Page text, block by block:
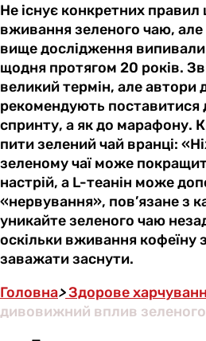
Не існує конкретних правил
вживання зеленого чаю, але
вище дослідження
щодня протягом 20 років.
великий термін, але автори
рекомендують поставитися
спринту, а як до марафону.
пити зелений чай вранці:
зеленому чаї може
настрій, а L-теанін може
«нервування», пов’язане з
уникайте зеленого чаю
оскільки вживання кофеїну
заважати заснути.
Головна>Здорове
дивовижний вплив